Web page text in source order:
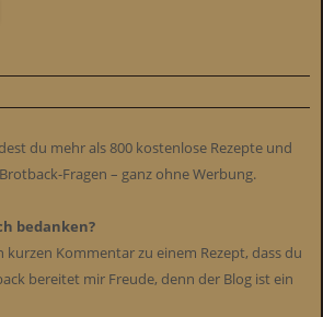
du mehr als 800 kostenlose Rezepte und
Fragen – ganz ohne Werbung.
bedanken?
kurzen Kommentar zu einem Rezept, dass du
bereitet mir Freude, denn der Blog ist ein